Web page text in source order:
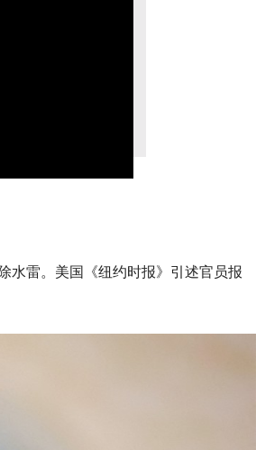
水雷。美国《纽约时报》引述官员报